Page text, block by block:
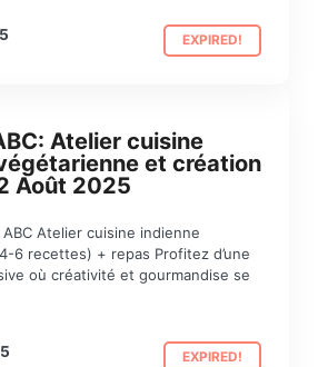
EXPIRED!
Atelier cuisine
et création
Août 2025
Atelier cuisine indienne
6 recettes) + repas Profitez d’une
où créativité et gourmandise se
EXPIRED!